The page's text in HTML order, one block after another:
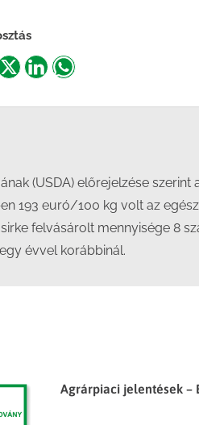
ShareShareShare
(USDA) előrejelzése
193 euró/100 kg volt az
felvásárolt mennyisége 8
évvel korábbinál.
Agrárpiaci jelentések –